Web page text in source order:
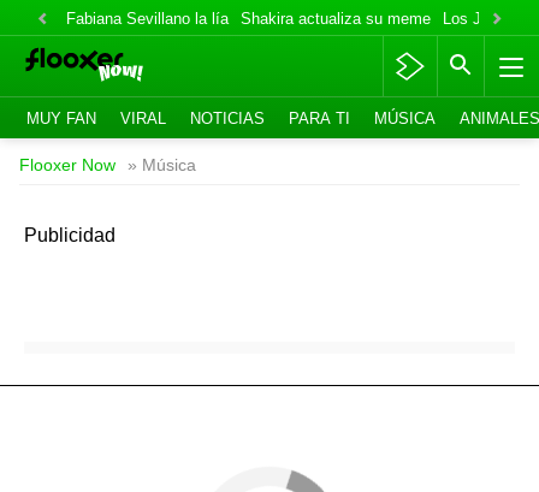
Fabiana Sevillano la lía Shakira actualiza su meme Los Jonas
MUY FAN VIRAL NOTICIAS PARA TI MÚSICA ANIMALES
Flooxer Now » Música